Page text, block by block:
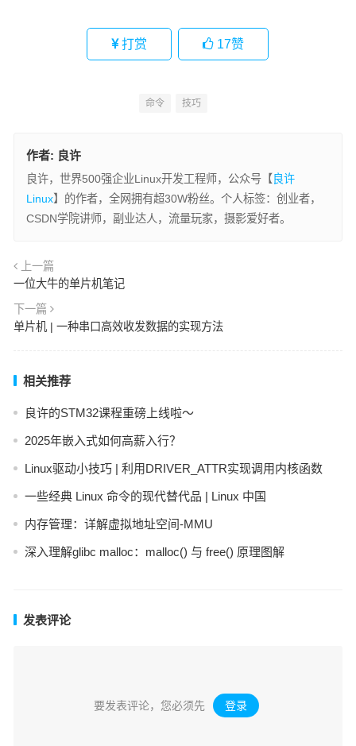
打赏 17赞
命令 技巧
作者: 良许
良许，世界500强企业Linux开发工程师，公众号【 良许
Linux】的作者，全网拥有超30W粉丝。个人标签：创业者，
CSDN学院讲师，副业达人，流量玩家，摄影爱好者。
上一篇
一位大牛的单片机笔记
下一篇
单片机 | 一种串口高效收发数据的实现方法
相关推荐
良许的STM32课程重磅上线啦～
2025年嵌入式如何高薪入行？
Linux驱动小技巧 | 利用DRIVER_ATTR实现调用内核函数
一些经典 Linux 命令的现代替代品 | Linux 中国
内存管理：详解虚拟地址空间-MMU
深入理解glibc malloc：malloc() 与 free() 原理图解
发表评论
要发表评论，您必须先 登录 。